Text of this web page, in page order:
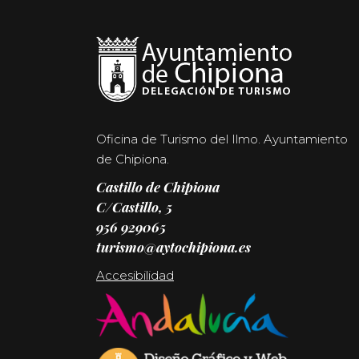
Oficina de Turismo del Ilmo. Ayuntamiento
de Chipiona.
Castillo de Chipiona
C/Castillo, 5
956 929065
turismo@aytochipiona.es
Accesibilidad